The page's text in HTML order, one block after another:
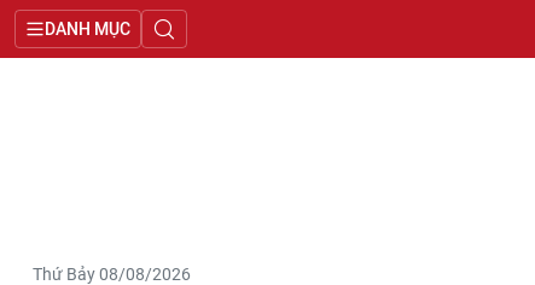
DANH MỤC
Thứ Bảy 08/08/2026